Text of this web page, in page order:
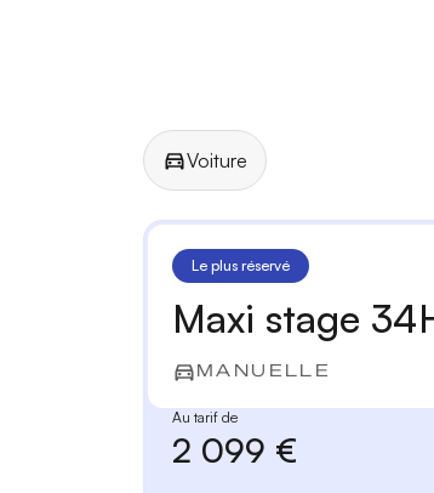
Voiture
Le plus réservé
Maxi stage
MANUELLE
Au tarif de
2 099 €